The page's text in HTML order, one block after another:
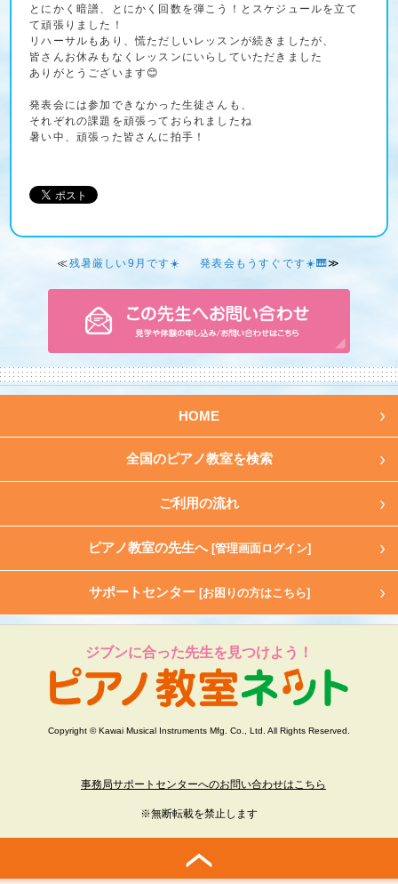
とにかく暗譜、とにかく回数を弾こう！とスケジュールを立て
て頑張りました！
リハーサルもあり、慌ただしいレッスンが続きましたが、
皆さんお休みもなくレッスンにいらしていただきました
ありがとうございます😊
発表会には参加できなかった生徒さんも、
それぞれの課題を頑張っておられましたね
暑い中、頑張った皆さんに拍手！
≪残暑厳しい9月です☀️ 発表会もうすぐです☀️🎹≫
HOME
全国のピアノ教室を検索
ご利用の流れ
ピアノ教室の先生へ [管理画面ログイン]
サポートセンター [お困りの方はこちら]
ジブンに合った先生を見つけよう！
Copyright © Kawai Musical Instruments Mfg. Co., Ltd. All Rights Reserved.
事務局サポートセンターへのお問い合わせはこちら
※無断転載を禁止します